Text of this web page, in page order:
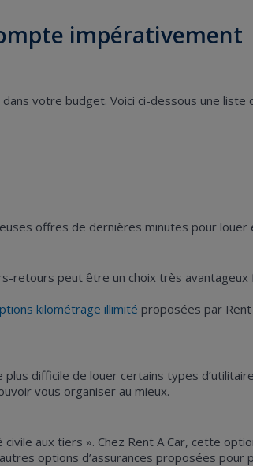
impérativement
votre budget. Voici ci-dessous une liste
offres de dernières minutes pour louer
retours peut être un choix très avantageux
kilométrage illimité proposées par
difficile de louer certains types
vous organiser au mieux.
aux tiers ». Chez Rent A Car, cette
options d’assurances proposées pour